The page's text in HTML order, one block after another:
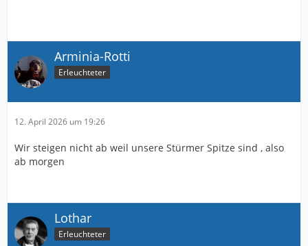
Arminia-Rotti
Erleuchteter
12. April 2026 um 19:26
Wir steigen nicht ab weil unsere Stürmer Spitze sind , also
ab morgen
Lothar
Erleuchteter